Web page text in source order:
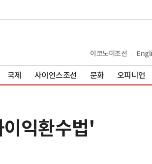
이코노미조선
국제 사이언스조선 문화 오피니언
익환수법'